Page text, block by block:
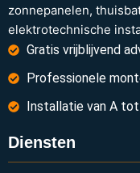
zonnepanelen,
elektrotechnische
Gratis vrijblijvend
Professionele
Installatie van A
Diensten